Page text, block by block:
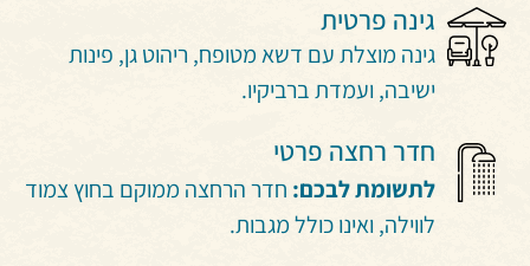
גינה פרטית
גינה מוצלת עם דשא מטופח, ריהוט גן, פינות
ישיבה, ועמדת ברביקיו.
חדר רחצה פרטי
לתשומת לבכם: חדר הרחצה ממוקם בחוץ צמוד
לווילה, ואינו כולל מגבות.